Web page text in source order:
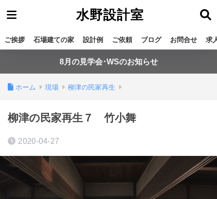
水野設計室
ご挨拶 石場建ての家 設計例 ご依頼 ブログ お問合せ 求
8月の見学会･WSのお知らせ
ホーム 現場 柳津の民家再生
柳津の民家再生７ 竹小舞
2020-04-27